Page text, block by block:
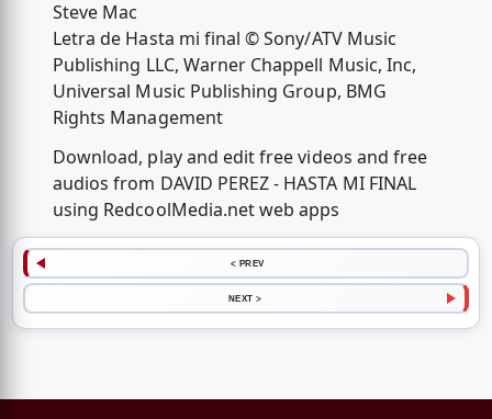
Steve Mac
Letra de Hasta mi final © Sony/ATV Music
Publishing LLC, Warner Chappell Music, Inc,
Universal Music Publishing Group, BMG
Rights Management
Download, play and edit free videos and free
audios from DAVID PEREZ - HASTA MI FINAL
using RedcoolMedia.net web apps
< PREV
NEXT >